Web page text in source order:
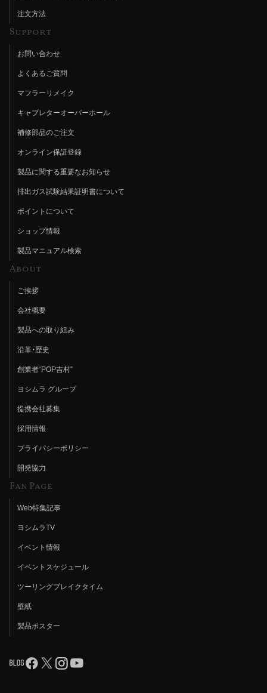
注文方法
Support
お問い合わせ
よくあるご質問
マフラーリメイク
キャブレターオーバーホール
補修部品のご注文
オンライン保証登録
製品に関する重要なお知らせ
排出ガス試験結果証明書について
ポイントについて
ショップ情報
製品マニュアル検索
About
ご挨拶
会社概要
製品への取り組み
沿革・歴史
創業者“POP吉村”
ヨシムラ グループ
提携会社募集
採用情報
プライバシーポリシー
開発協力
Fan Page
Web特集記事
ヨシムラTV
イベント情報
イベントスケジュール
ツーリングブレイクタイム
壁紙
製品ポスター